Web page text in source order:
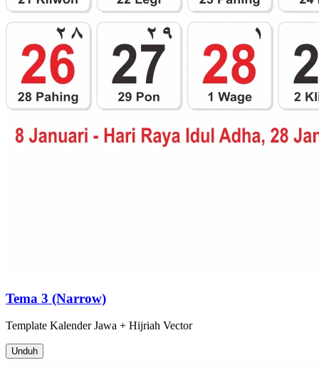
Tema 3 (Narrow)
Template Kalender Jawa + Hijriah Vector
Unduh